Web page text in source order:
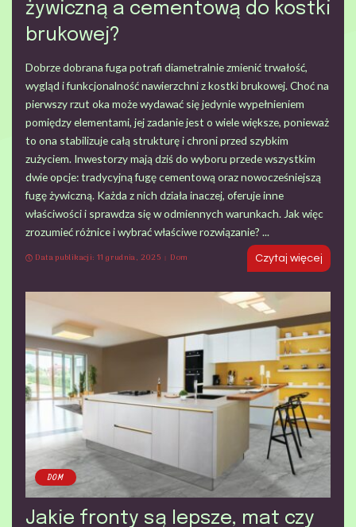
żywiczną a cementową do kostki
brukowej?
Dobrze dobrana fuga potrafi diametralnie zmienić trwałość,
wygląd i funkcjonalność nawierzchni z kostki brukowej. Choć na
pierwszy rzut oka może wydawać się jedynie wypełnieniem
pomiędzy elementami, jej zadanie jest o wiele większe, ponieważ
to ona stabilizuje całą strukturę i chroni przed szybkim
zużyciem. Inwestorzy mają dziś do wyboru przede wszystkim
dwie opcje: tradycyjną fugę cementową oraz nowocześniejszą
fugę żywiczną. Każda z nich działa inaczej, oferuje inne
właściwości i sprawdza się w odmiennych warunkach. Jak więc
zrozumieć różnice i wybrać właściwe rozwiązanie? ...
Data publikacji: 11 grudnia, 2025
Dom Czytaj więcej
DOM
Jakie fronty są lepsze, mat czy